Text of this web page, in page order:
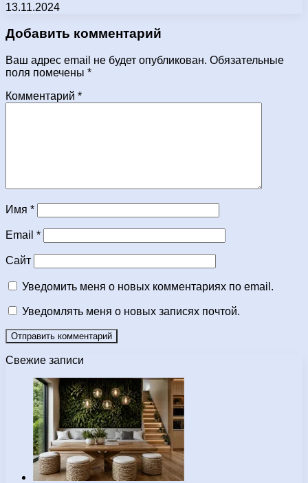
13.11.2024
Добавить комментарий
Ваш адрес email не будет опубликован. Обязательные
поля помечены *
Комментарий *
Имя *
Email *
Сайт
Уведомить меня о новых комментариях по email.
Уведомлять меня о новых записях почтой.
Свежие записи